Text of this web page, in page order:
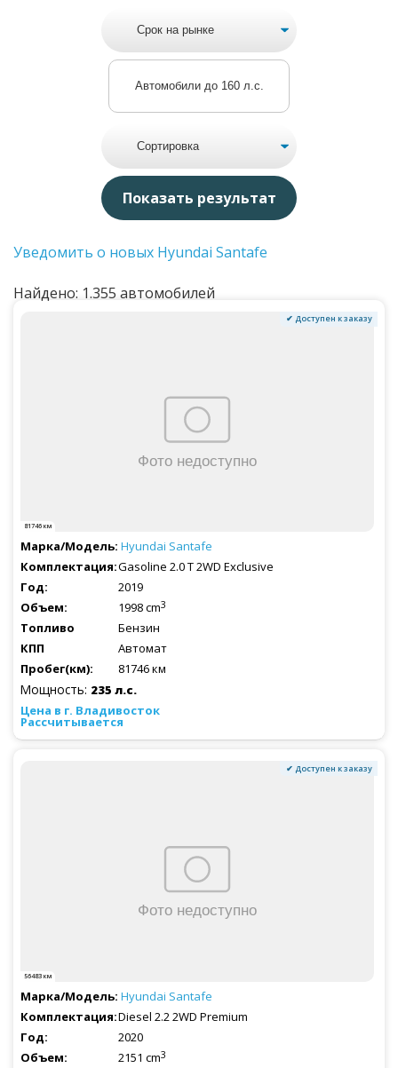
Автомобили до 160 л.с.
Уведомить о новых Hyundai Santafe
Найдено: 1.355 автомобилей
✔ Доступен к заказу
81746 км
Hyundai Santafe
Gasoline 2.0 T 2WD Exclusive
2019
1998 cm3
Бензин
Автомат
81746 км
Мощность: 235 л.с.
Рассчитывается
✔ Доступен к заказу
56483 км
Hyundai Santafe
Diesel 2.2 2WD Premium
2020
2151 cm3